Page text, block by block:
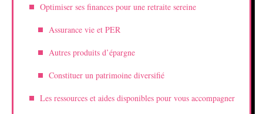
Optimiser ses finances pour une retraite sereine
Assurance vie et PER
Autres produits d’épargne
Constituer un patrimoine diversifié
Les ressources et aides disponibles pour vous accompagner